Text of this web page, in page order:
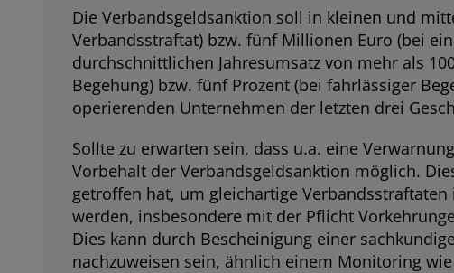
Die Verbandsgeldsanktion soll in kleinen und
Verbandsstraftat) bzw. fünf Millionen Euro (bei
durchschnittlichen Jahresumsatz von mehr als
Begehung) bzw. fünf Prozent (bei fahrlässiger
operierenden Unternehmen der letzten drei
Sollte zu erwarten sein, dass u.a. eine
Vorbehalt der Verbandsgeldsanktion möglich.
getroffen hat, um gleichartige
werden, insbesondere mit der Pflicht
Dies kann durch Bescheinigung einer
nachzuweisen sein, ähnlich einem Monitoring